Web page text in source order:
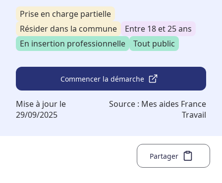
Prise en charge partielle
Résider dans la commune
Entre 18 et 25 ans
En insertion professionnelle
Tout public
Commencer la démarche
Mise à jour le
29/09/2025
Source : Mes aides France
Travail
Partager